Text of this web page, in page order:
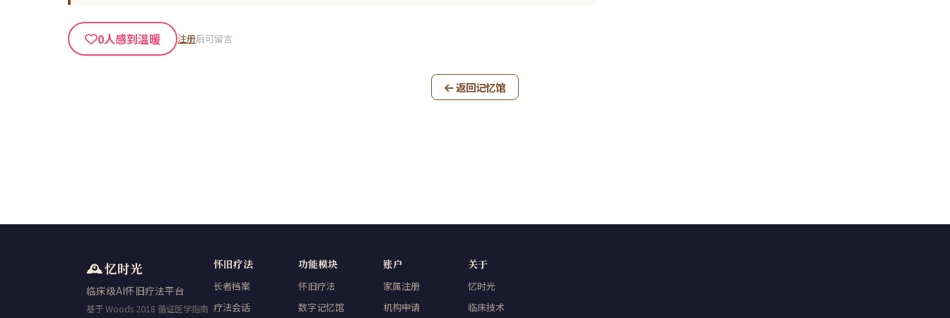
0人感到温暖 注册后可留言
返回记忆馆
🕰️ 忆时光
临床级AI怀旧疗法平台
基于 Woods 2018 循证医学指南
怀旧疗法
长者档案
疗法会话
功能模块
怀旧疗法
数字记忆馆
账户
家属注册
机构申请
关于
忆时光
临床技术